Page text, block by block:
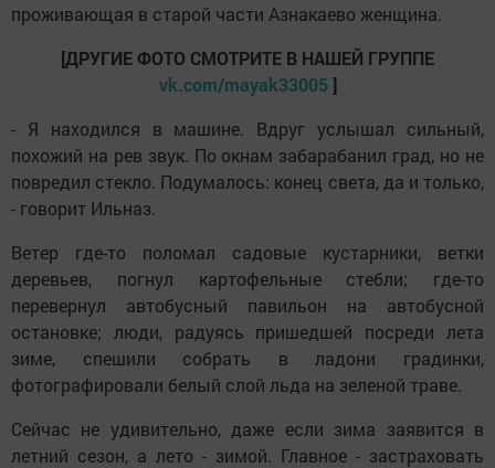
проживающая в старой части Азнакаево женщина.
[ДРУГИЕ ФОТО СМОТРИТЕ В НАШЕЙ ГРУППЕ
vk.com/mayak33005 ]
- Я находился в машине. Вдруг услышал сильный,
похожий на рев звук. По окнам забарабанил град, но не
повредил стекло. Подумалось: конец света, да и только,
- говорит Ильназ.
Ветер где-то поломал садовые кустарники, ветки
деревьев, погнул картофельные стебли; где-то
перевернул автобусный павильон на автобусной
остановке; люди, радуясь пришедшей посреди лета
зиме, спешили собрать в ладони градинки,
фотографировали белый слой льда на зеленой траве.
Сейчас не удивительно, даже если зима заявится в
летний сезон, а лето - зимой. Главное - застраховать